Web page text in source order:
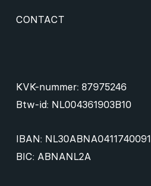
CONTACT
KVK-nummer: 87975246
Btw-id: NL004361903B10
IBAN: NL30ABNA0411740091
BIC: ABNANL2A